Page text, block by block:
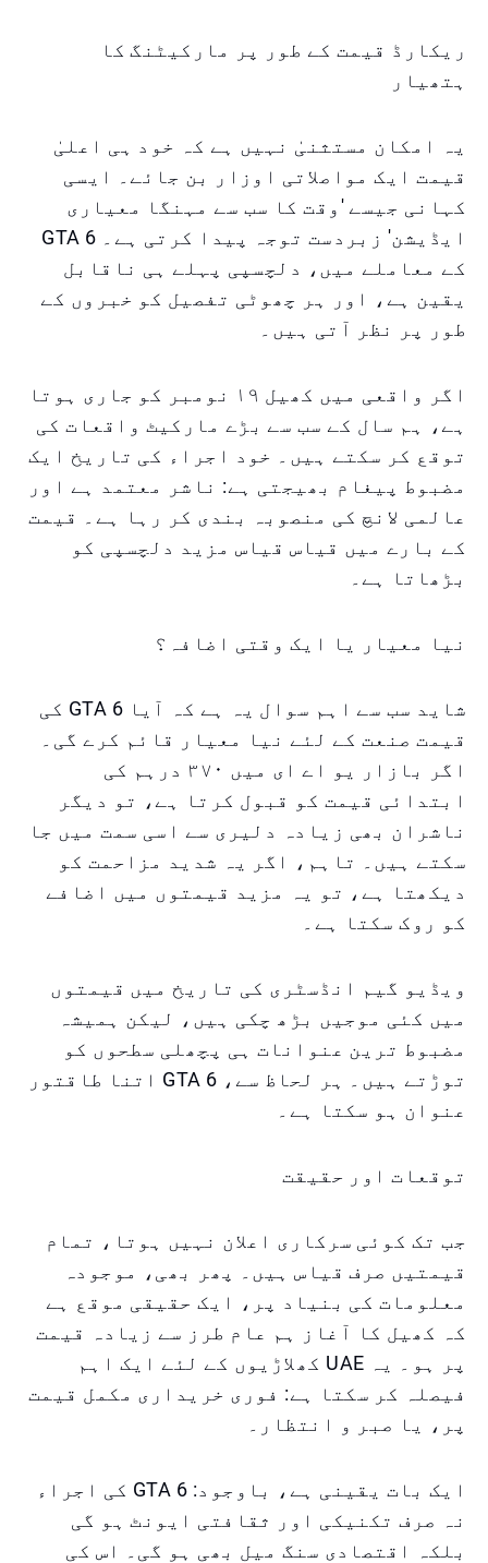
ریکارڈ قیمت کے طور پر مارکیٹنگ کا
ہتھیار
یہ امکان مستثنیٰ نہیں ہے کہ خود ہی اعلیٰ
قیمت ایک مواصلاتی اوزار بن جائے۔ ایسی
کہانی جیسے 'وقت کا سب سے مہنگا معیاری
ایڈیشن' زبردست توجہ پیدا کرتی ہے۔ GTA 6
کے معاملے میں، دلچسپی پہلے ہی ناقابل
یقین ہے، اور ہر چھوٹی تفصیل کو خبروں کے
طور پر نظر آتی ہیں۔
اگر واقعی میں کھیل ۱۹ نومبر کو جاری ہوتا
ہے، ہم سال کے سب سے بڑے مارکیٹ واقعات کی
توقع کر سکتے ہیں۔ خود اجراء کی تاریخ ایک
مضبوط پیغام بھیجتی ہے: ناشر معتمد ہے اور
عالمی لانچ کی منصوبہ بندی کر رہا ہے۔ قیمت
کے بارے میں قیاس قیاس مزید دلچسپی کو
بڑھاتا ہے۔
نیا معیار یا ایک وقتی اضافہ؟
شاید سب سے اہم سوال یہ ہے کہ آیا GTA 6 کی
قیمت صنعت کے لئے نیا معیار قائم کرے گی۔
اگر بازار یو اے ای میں ۳۷۰ درہم کی
ابتدائی قیمت کو قبول کرتا ہے، تو دیگر
ناشران بھی زیادہ دلیری سے اسی سمت میں جا
سکتے ہیں۔ تاہم، اگر یہ شدید مزاحمت کو
دیکھتا ہے، تو یہ مزید قیمتوں میں اضافے
کو روک سکتا ہے۔
ویڈیو گیم انڈسٹری کی تاریخ میں قیمتوں
میں کئی موجیں بڑھ چکی ہیں، لیکن ہمیشہ
مضبوط ترین عنوانات ہی پچھلی سطحوں کو
توڑتے ہیں۔ ہر لحاظ سے، GTA 6 اتنا طاقتور
عنوان ہو سکتا ہے۔
توقعات اور حقیقت
جب تک کوئی سرکاری اعلان نہیں ہوتا، تمام
قیمتیں صرف قیاس ہیں۔ پھر بھی، موجودہ
معلومات کی بنیاد پر، ایک حقیقی موقع ہے
کہ کھیل کا آغاز ہم عام طرز سے زیادہ قیمت
پر ہو۔ یہ UAЕ کھلاڑیوں کے لئے ایک اہم
فیصلہ کر سکتا ہے: فوری خریداری مکمل قیمت
پر، یا صبر و انتظار۔
ایک بات یقینی ہے، باوجود: GTA 6 کی اجراء
نہ صرف تکنیکی اور ثقافتی ایونٹ ہو گی
بلکہ اقتصادی سنگ میل بھی ہو گی۔ اس کی